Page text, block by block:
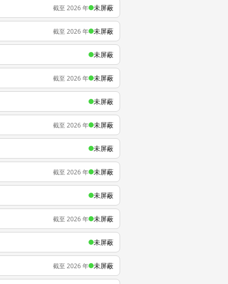
截至 2026 年 未屏蔽
截至 2026 年 未屏蔽
未屏蔽
截至 2026 年 未屏蔽
未屏蔽
截至 2026 年 未屏蔽
未屏蔽
截至 2026 年 未屏蔽
未屏蔽
截至 2026 年 未屏蔽
未屏蔽
截至 2026 年 未屏蔽